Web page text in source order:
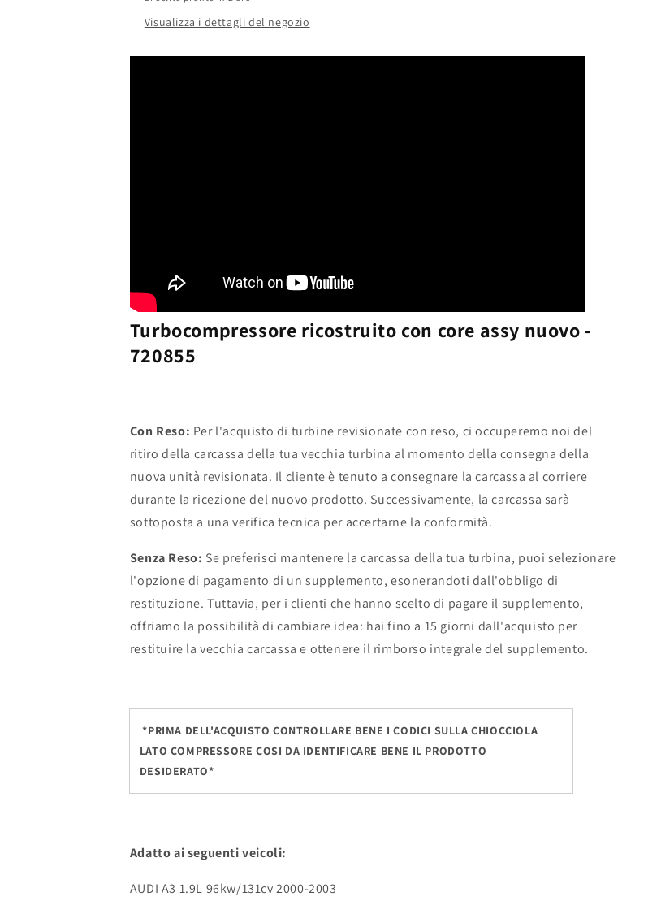
Visualizza i dettagli del negozio
Turbocompressore ricostruito con core assy nuovo -
720855
Con Reso: Per l'acquisto di turbine revisionate con reso, ci occuperemo noi del
ritiro della carcassa della tua vecchia turbina al momento della consegna della
nuova unità revisionata. Il cliente è tenuto a consegnare la carcassa al corriere
durante la ricezione del nuovo prodotto. Successivamente, la carcassa sarà
sottoposta a una verifica tecnica per accertarne la conformità.
Senza Reso: Se preferisci mantenere la carcassa della tua turbina, puoi selezionare
l'opzione di pagamento di un supplemento, esonerandoti dall'obbligo di
restituzione. Tuttavia, per i clienti che hanno scelto di pagare il supplemento,
offriamo la possibilità di cambiare idea: hai fino a 15 giorni dall'acquisto per
restituire la vecchia carcassa e ottenere il rimborso integrale del supplemento.
*PRIMA DELL'ACQUISTO CONTROLLARE BENE I CODICI SULLA CHIOCCIOLA
LATO COMPRESSORE COSI DA IDENTIFICARE BENE IL PRODOTTO
DESIDERATO*
Adatto ai seguenti veicoli:
AUDI A3 1.9L 96kw/131cv 2000-2003